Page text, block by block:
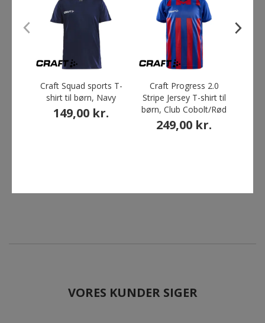
ANDRE HAR OGSÅ KØBT
Craft Squad sports T-
shirt til børn, Navy
149,00 kr.
Craft Progress 2.0
Stripe Jersey T-shirt til
børn, Club Cobolt/Rød
249,00 kr.
VORES KUNDER SIGER